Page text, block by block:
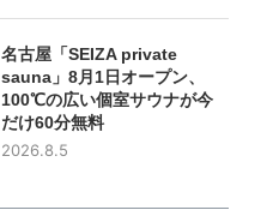
名古屋「SEIZA private
sauna」8月1日オープン、
100℃の広い個室サウナが今
だけ60分無料
2026.8.5